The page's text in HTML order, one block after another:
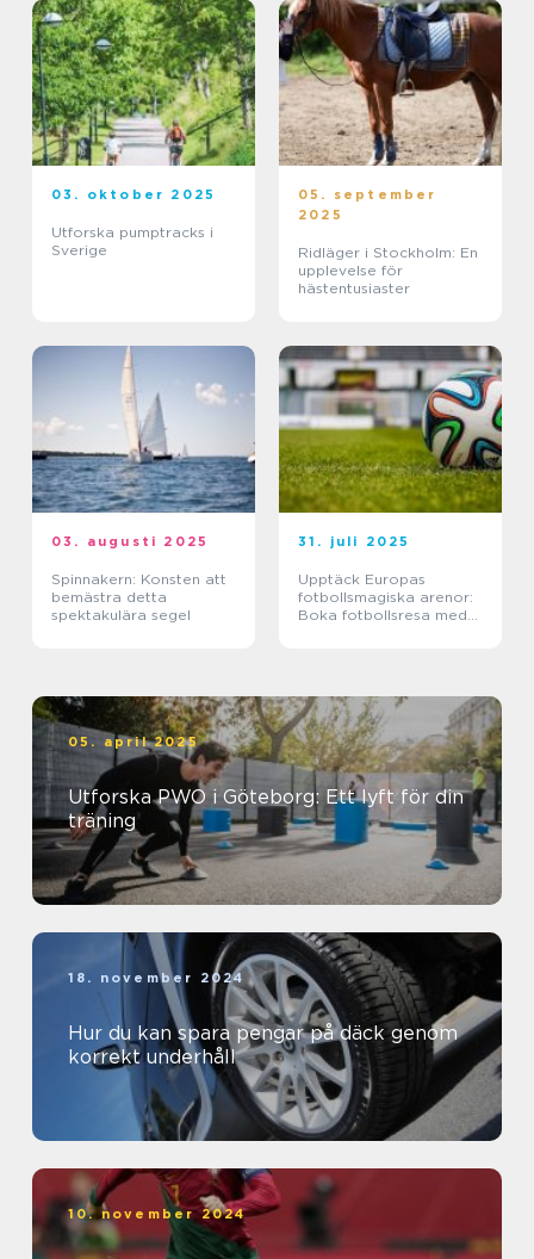
03. oktober 2025
Utforska pumptracks i
Sverige
05. september
2025
Ridläger i Stockholm: En
upplevelse för
hästentusiaster
03. augusti 2025
Spinnakern: Konsten att
bemästra detta
spektakulära segel
31. juli 2025
Upptäck Europas
fotbollsmagiska arenor:
Boka fotbollsresa med
05. april 2025
Utforska PWO i Göteborg: Ett lyft för din
träning
18. november 2024
Hur du kan spara pengar på däck genom
korrekt underhåll
10. november 2024